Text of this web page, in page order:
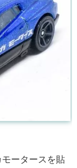
ータースを貼